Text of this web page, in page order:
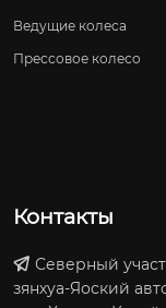
Ведущие колеса
Прессовое колесо
Контакты
Северный
зянхуа-Яоский